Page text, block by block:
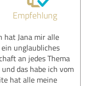
Empfehlung
hat Jana mir alle
unglaubliches
an jedes Thema
das habe ich vom
hat alle meine